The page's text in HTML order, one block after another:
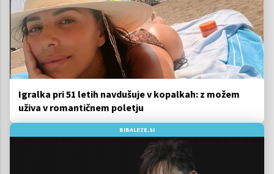
Igralka pri 51 letih navdušuje v kopalkah: z možem
uživa v romantičnem poletju
BIBALEZE.SI